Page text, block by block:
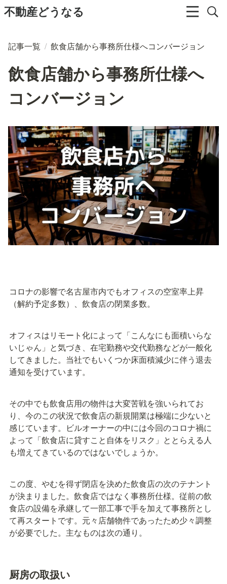
不動産どうなる
記事一覧 / 飲食店舗から事務所仕様へコンバージョン
飲食店舗から事務所仕様へ
コンバージョン
コロナの影響で名古屋市内でもオフィスの空室率上昇
（解約予定多数）、飲食店の閉業多数。
オフィスはリモート化によって「こんなにも面積いらな
いじゃん」と気づき、在宅勤務や交代勤務などが一般化
してきました。当社でもいくつか床面積減少に伴う退去
通知を受けています。
その中でも飲食店用の物件は大変苦戦を強いられてお
り、今のこの状況で飲食店の新規開業は極端に少ないと
感じています。ビルオーナーの中には今回のコロナ禍に
よって「飲食店に貸すこと自体をリスク」ととらえる人
も増えてきているのではないでしょうか。
この度、やむを得ず閉店を決めた飲食店の次のテナント
が決まりました。飲食店ではなく事務所仕様。従前の飲
食店の設備を承継して一部工事で手を加えて事務所とし
て再スタートです。元々店舗物件であったため少々調整
が必要でした。主なものは次の通り。
厨房の取扱い